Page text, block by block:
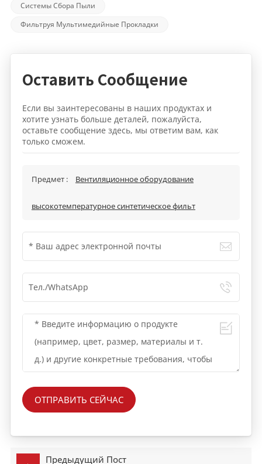
Системы Сбора Пыли
Фильтруя Мультимедийные Прокладки
Оставить Сообщение
Если вы заинтересованы в наших продуктах и
хотите узнать больше деталей, пожалуйста,
оставьте сообщение здесь, мы ответим вам, как
только сможем.
Предмет : Вентиляционное оборудование
высокотемпературное синтетическое фильт
ОТПРАВИТЬ СЕЙЧАС
Предыдущий Пост